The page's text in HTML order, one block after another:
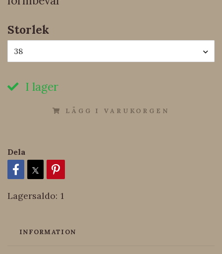
Storlek
38
I lager
LÄGG I VARUKORGEN
Dela
Lagersaldo: 1
INFORMATION